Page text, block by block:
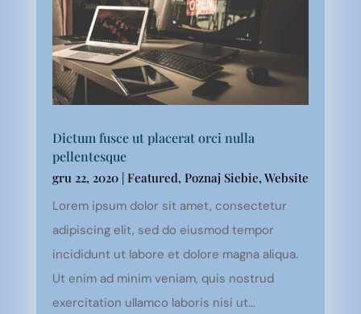
Dictum fusce ut placerat orci nulla
pellentesque
gru 22, 2020| Featured, Poznaj Siebie, Website
Lorem ipsum dolor sit amet, consectetur
adipiscing elit, sed do eiusmod tempor
incididunt ut labore et dolore magna aliqua.
Ut enim ad minim veniam, quis nostrud
exercitation ullamco laboris nisi ut...